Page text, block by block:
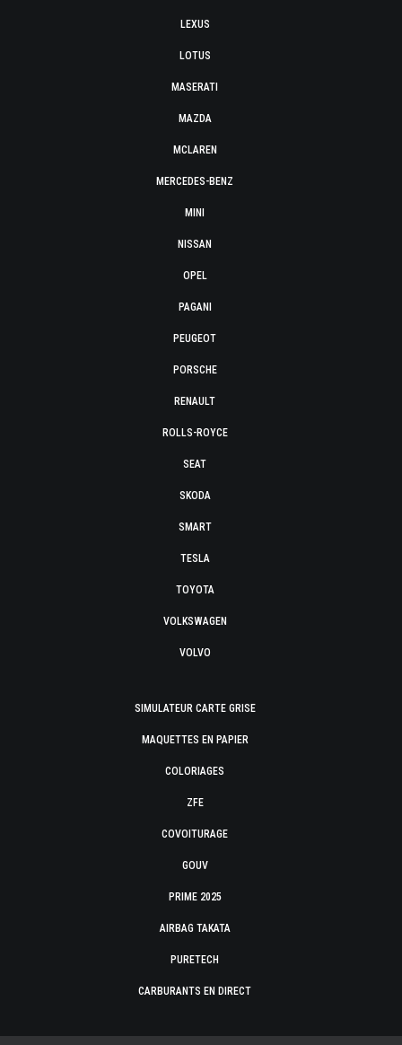
LEXUS
LOTUS
MASERATI
MAZDA
MCLAREN
MERCEDES-BENZ
MINI
NISSAN
OPEL
PAGANI
PEUGEOT
PORSCHE
RENAULT
ROLLS-ROYCE
SEAT
SKODA
SMART
TESLA
TOYOTA
VOLKSWAGEN
VOLVO
SIMULATEUR CARTE GRISE
MAQUETTES EN PAPIER
COLORIAGES
ZFE
COVOITURAGE
GOUV
PRIME 2025
AIRBAG TAKATA
PURETECH
CARBURANTS EN DIRECT